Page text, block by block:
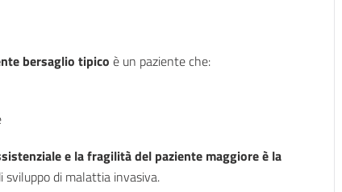
bersaglio tipico è un paziente che:
e la fragilità del paziente maggiore è la
sviluppo di malattia invasiva.